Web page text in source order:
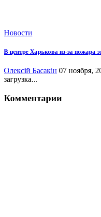
Новости
В центре Харькова из-за пожара
Олексій Басакін 07 ноября,
загрузка...
Комментарии